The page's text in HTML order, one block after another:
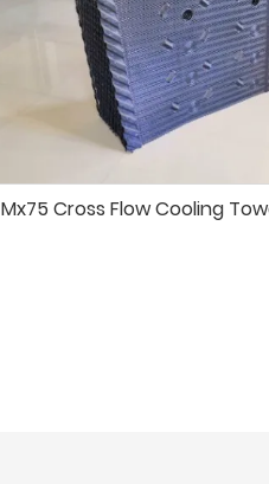
Mx75 Cross Flow Cooling